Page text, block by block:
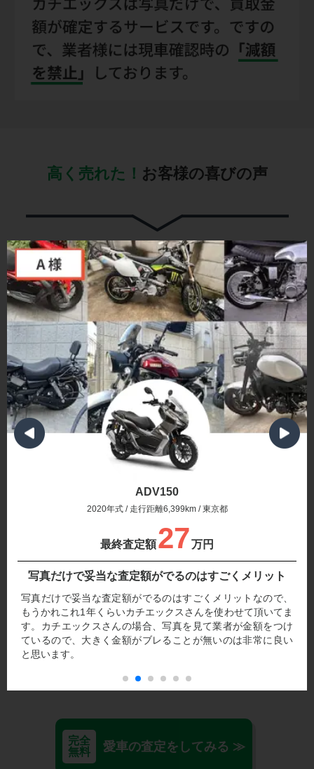
高く売れた！ お客様の喜びの声
ADV150
2020年式 / 走行距離6,399km / 東京都
最終査定額27万円
写真だけで妥当な査定額がでるのはすごくメリット
写真だけで妥当な査定額がでるのはすごくメリットなので、
もうかれこれ1年くらいカチエックスさんを使わせて頂いてま
す。カチエックスさんの場合、写真を見て業者が金額をつけ
ているので、大きく金額がブレることが無いのは非常に良い
と思います。
完全
無料
愛車の査定をしてみる ≫